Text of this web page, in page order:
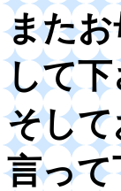
また
して
そし
言っ